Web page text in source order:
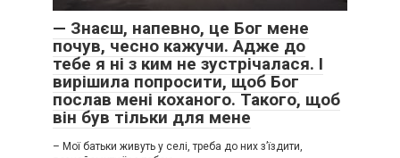
— Знаєш, напевно, це Бог мене
почув, чесно кажучи. Адже до
тебе я ні з ким не зустрічалася. І
вирішила попросити, щоб Бог
послав мені коханого. Такого, щоб
він був тільки для мене
– Мої батьки живуть у селі, треба до них з’їздити,